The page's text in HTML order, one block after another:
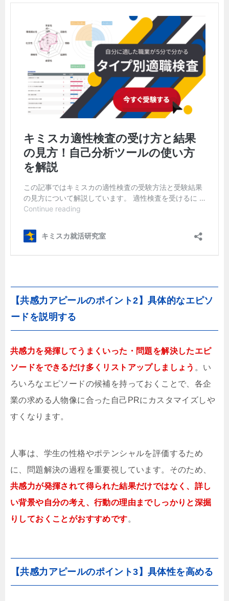
【共感力アピールのポイント2】具体的なエピソ
ードを説明する
共感力を発揮してうまくいった・問題を解決したエピ
ソードをできるだけ多くリストアップしましょう 。い
ろいろなエピソードの候補を持っておくことで、各企
業の求める人物像に合った自己PRにカスタマイズしや
すくなります。
人事は、学生の性格やポテンシャルを評価するため
に、問題解決の過程を重要視しています。そのため、
共感力が発揮されて得られた結果だけではなく、詳し
い背景や自分の考え、行動の理由までしっかりと深掘
りしておくことがおすすめです。
【共感力アピールのポイント3】具体性を高める